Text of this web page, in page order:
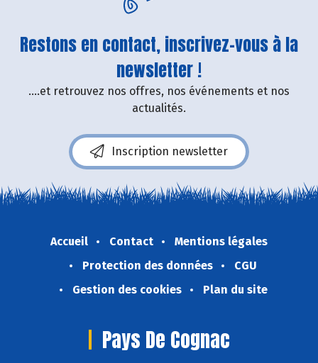
Restons en contact, inscrivez-vous à la
newsletter !
....et retrouvez nos offres, nos événements et nos
actualités.
Inscription newsletter
Accueil Contact
Mentions légales
Protection des données
CGU
Gestion des cookies
Plan du site
Pays De Cognac